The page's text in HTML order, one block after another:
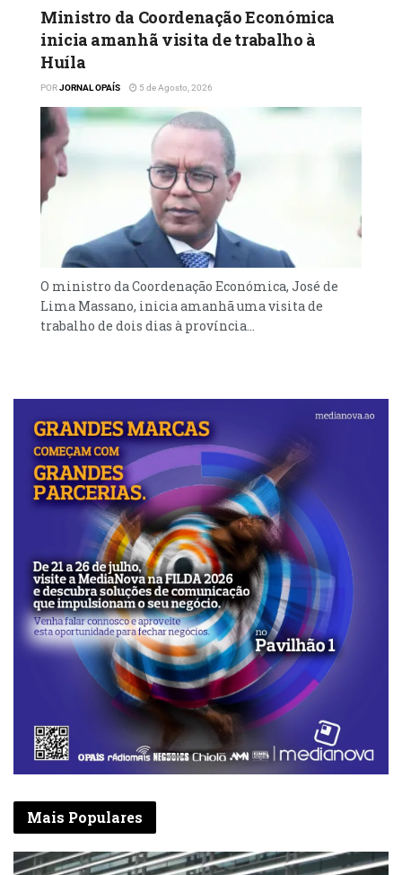
Ministro da Coordenação Económica
inicia amanhã visita de trabalho à
Huíla
PORJORNAL OPAÍS 5 de Agosto, 2026
O ministro da Coordenação Económica, José de
Lima Massano, inicia amanhã uma visita de
trabalho de dois dias à província...
Mais Populares